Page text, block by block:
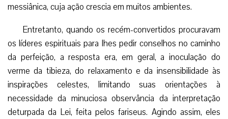
messiânica, cuja ação crescia em muitos ambientes.
Entretanto, quando os recém-convertidos procuravam
os líderes espirituais para lhes pedir conselhos no caminho
da perfeição, a resposta era, em geral, a inoculação do
verme da tibieza, do relaxamento e da insensibilidade às
inspirações celestes, limitando suas orientações à
necessidade da minuciosa observância da interpretação
deturpada da Lei, feita pelos fariseus. Agindo assim, eles